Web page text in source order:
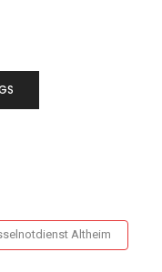
Altheim